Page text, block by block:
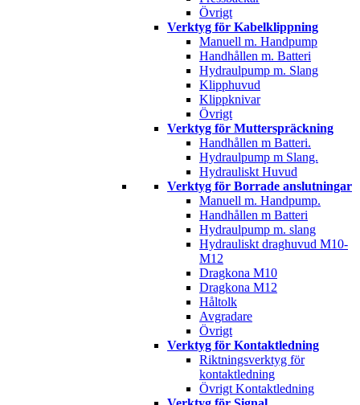
Övrigt
Verktyg för Kabelklippning
Manuell m. Handpump
Handhållen m. Batteri
Hydraulpump m. Slang
Klipphuvud
Klippknivar
Övrigt
Verktyg för Mutterspräckning
Handhållen m Batteri.
Hydraulpump m Slang.
Hydrauliskt Huvud
Verktyg för Borrade anslutningar
Manuell m. Handpump.
Handhållen m Batteri
Hydraulpump m. slang
Hydrauliskt draghuvud M10-
M12
Dragkona M10
Dragkona M12
Håltolk
Avgradare
Övrigt
Verktyg för Kontaktledning
Riktningsverktyg för
kontaktledning
Övrigt Kontaktledning